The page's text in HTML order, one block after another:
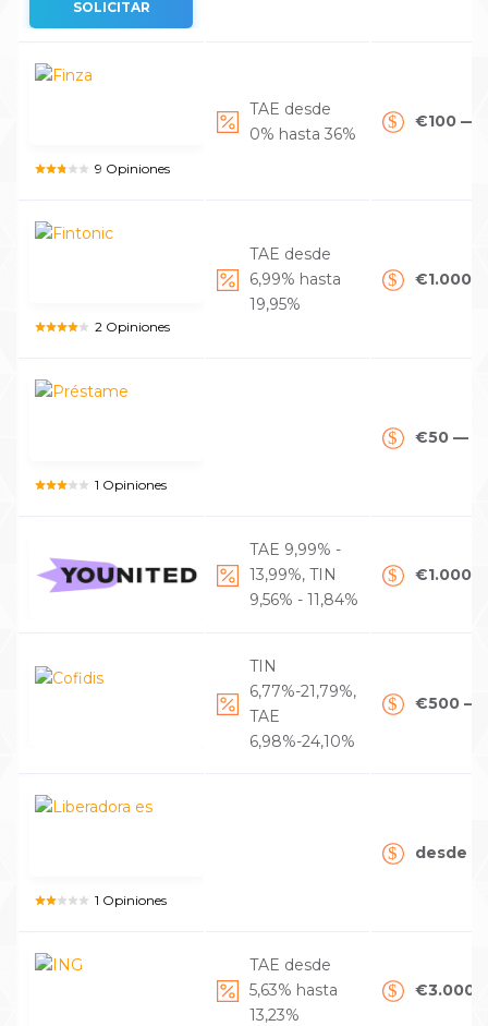
SOLICITAR
9 Opiniones
TAE desde
0% hasta 36%
€100 —
2 Opiniones
TAE desde
6,99% hasta
19,95%
€1.000
1 Opiniones
€50 —
TAE 9,99% -
13,99%, TIN
9,56% - 11,84%
€1.000
TIN
6,77%-21,79%,
TAE
6,98%-24,10%
€500 —
1 Opiniones
desde
TAE desde
5,63% hasta
13,23%
€3.000